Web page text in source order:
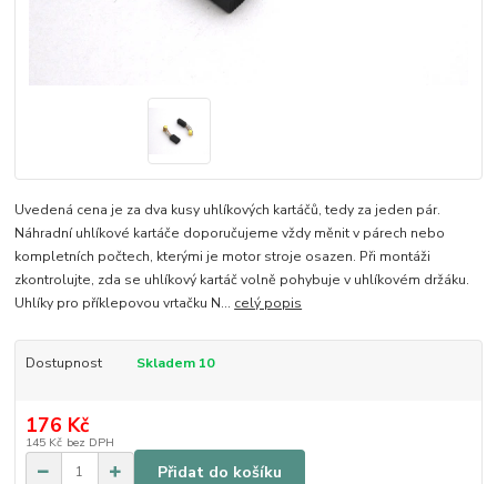
Uvedená cena je za dva kusy uhlíkových kartáčů, tedy za jeden pár.
Náhradní uhlíkové kartáče doporučujeme vždy měnit v párech nebo
kompletních počtech, kterými je motor stroje osazen. Při montáži
zkontrolujte, zda se uhlíkový kartáč volně pohybuje v uhlíkovém držáku.
Uhlíky pro příklepovou vrtačku N... celý popis
Dostupnost Skladem 10
176 Kč
145 Kč bez DPH
Přidat do košíku